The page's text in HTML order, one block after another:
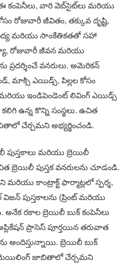
కంపెనీలు, వారి వెబ్‌సైట్‌లు మరియు
రోజువారీ జీవితం, తక్కువ దృష్టి,
మరియు సాంకేతికతతో సహా
రోజువారీ జీవన మరియు
ప్రదర్శించే వనరులు. అమెరికన్
మాక్సి ఎయిడ్స్, పిల్లల కోసం
మరియు ఇండిపెండెంట్ లివింగ్ ఎయిడ్స్
ఉన్న కొన్ని సంస్థలు. ఉచిత
చేర్చమని అభ్యర్థించండి.
పుస్తకాలు మరియు బ్రెయిలీ
బ్రెయిలీ పుస్తక వనరులను చూడండి.
మరియు కాంట్రాక్ట్ ఫార్మాట్లలో స్పర్శ,
పుస్తకాలను (ప్రింట్ మరియు
అనేక రకాల బ్రెయిలీ బుక్ కంపెనీలు
ప్రాసెస్ పూర్తయిన తరువాత
అందిస్తున్నాయి. బ్రెయిలీ బుక్
జాబితాలో చేర్చమని